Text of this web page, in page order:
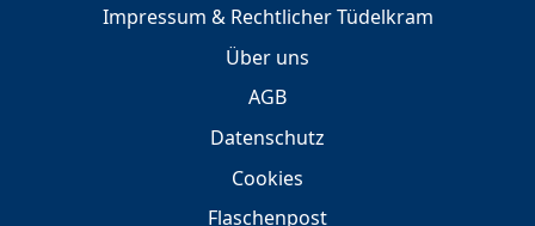
Impressum & Rechtlicher Tüdelkram
Über uns
AGB
Datenschutz
Cookies
Flaschenpost